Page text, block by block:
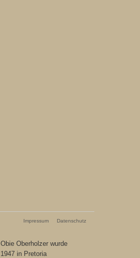
Obie Oberholzer wurde
1947 in Pretoria
Impressum Datenschutz